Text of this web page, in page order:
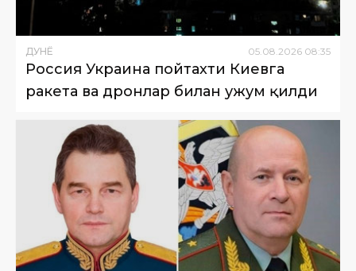
ДУНË 05 08 2026 08:35
Россия Украина пойтахти Киевга
ракета ва дронлар билан ҳужум қилди